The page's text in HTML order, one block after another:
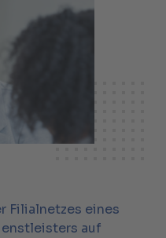
Filialnetzes eines
auf